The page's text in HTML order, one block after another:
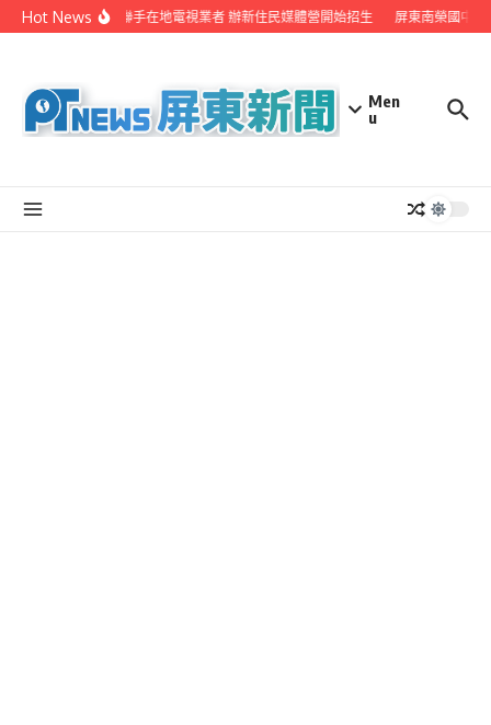
Skip to content
Hot News屏縣府聯手在地電視業者 辦新住民媒體營開始招生 屏東南榮國中
Men
u